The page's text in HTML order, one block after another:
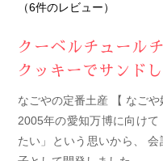
（6件のレビュー）
クーベルチュール
クッキーでサンド
なごやの定番土産 【 なごや
2005年の愛知万博に向け
たい」という思いから、